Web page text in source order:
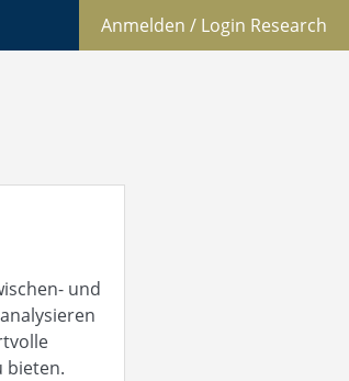
Anmelden / Login Research
und
bieten.